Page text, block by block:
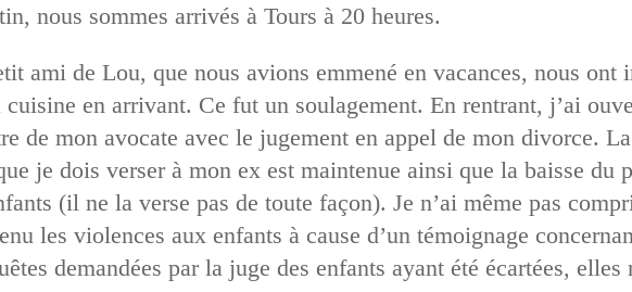
nous sommes arrivés à Tours à 20 heures.
ami de Lou, que nous avions emmené en vacances, nous ont
cuisine en arrivant. Ce fut un soulagement. En rentrant, j’ai
de mon avocate avec le jugement en appel de mon divorce.
je dois verser à mon ex est maintenue ainsi que la baisse du
(il ne la verse pas de toute façon). Je n’ai même pas
les violences aux enfants à cause d’un témoignage
demandées par la juge des enfants ayant été écartées,